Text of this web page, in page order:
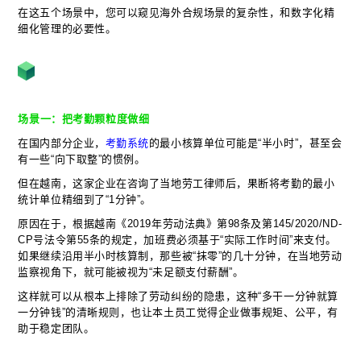
在这五个场景中，您可以窥见海外合规场景的复杂性，和数字化精
细化管理的必要性。
场景一：把考勤颗粒度做细
在国内部分企业， 考勤系统的最小核算单位可能是“半小时”，甚至会
有一些“向下取整”的惯例。
但在越南，这家企业在咨询了当地劳工律师后，果断将考勤的最小
统计单位精细到了“1分钟”。
原因在于，根据越南《2019年劳动法典》第98条及第145/2020/ND-
CP号法令第55条的规定，加班费必须基于“实际工作时间”来支付。
如果继续沿用半小时核算制，那些被“抹零”的几十分钟，在当地劳动
监察视角下，就可能被视为“未足额支付薪酬”。
这样就可以从根本上排除了劳动纠纷的隐患，这种“多干一分钟就算
一分钟钱”的清晰规则，也让本土员工觉得企业做事规矩、公平，有
助于稳定团队。